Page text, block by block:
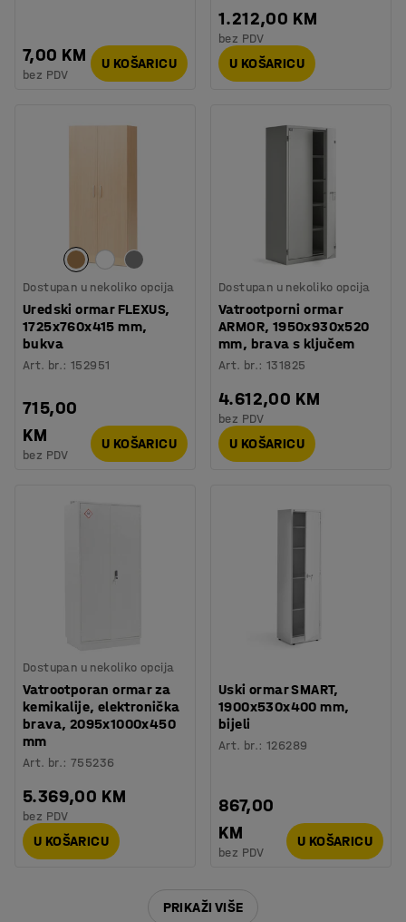
7,00 KM
bez PDV
U KOŠARICU
1.212,00 KM
bez PDV
U KOŠARICU
Dostupan u nekoliko opcija
Uredski ormar FLEXUS,
1725x760x415 mm,
bukva
Art. br.:152951
715,00
KM
bez PDV
U KOŠARICU
Dostupan u nekoliko opcija
Vatrootporni ormar
ARMOR, 1950x930x520
mm, brava s ključem
Art. br.:131825
4.612,00 KM
bez PDV
U KOŠARICU
Dostupan u nekoliko opcija
Vatrootporan ormar za
kemikalije, elektronička
brava, 2095x1000x450
mm
Art. br.:755236
5.369,00 KM
bez PDV
U KOŠARICU
Uski ormar SMART,
1900x530x400 mm,
bijeli
Art. br.:126289
867,00
KM
bez PDV
U KOŠARICU
PRIKAŽI VIŠE